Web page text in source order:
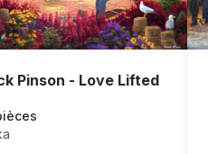
Pinson - Love Lifted